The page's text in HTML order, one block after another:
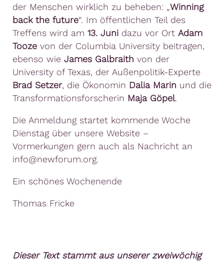
der Menschen wirklich zu beheben: „Winning
back the future“. Im öffentlichen Teil des
Treffens wird am 13. Juni dazu vor Ort Adam
Tooze von der Columbia University beitragen,
ebenso wie James Galbraith von der
University of Texas, der Außenpolitik-Experte
Brad Setzer, die Ökonomin Dalia Marin und die
Transformationsforscherin Maja Göpel.
Die Anmeldung startet kommende Woche
Dienstag über unsere Website –
Vormerkungen gern auch als Nachricht an
info@newforum.org.
Ein schönes Wochenende
Thomas Fricke
Dieser Text stammt aus unserer zweiwöchig